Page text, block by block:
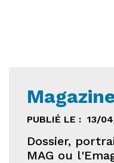
PUBLIÉ LE : 13/
Dossier,
MAG ou